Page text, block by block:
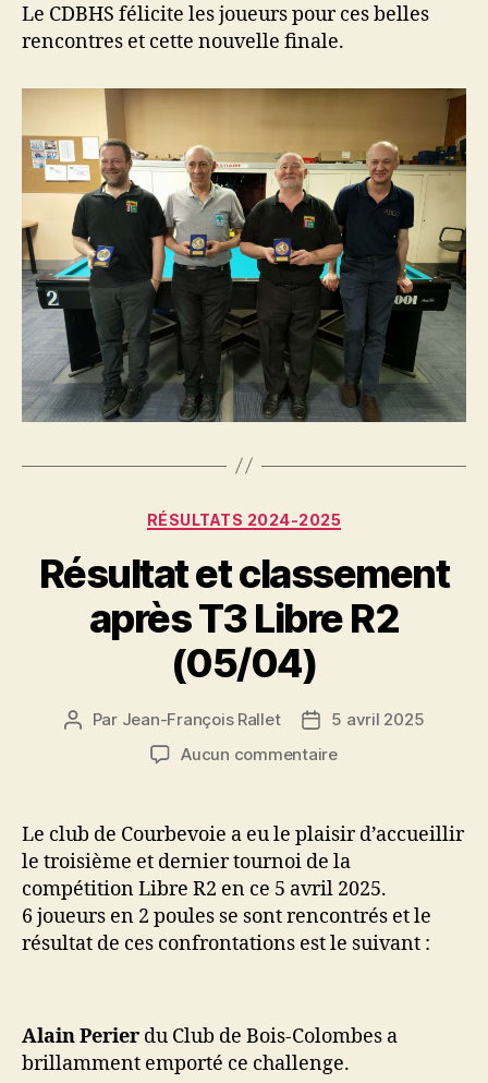
Le CDBHS félicite les joueurs pour ces belles
rencontres et cette nouvelle finale.
Catégories
RÉSULTATS 2024-2025
Résultat et classement
après T3 Libre R2
(05/04)
Auteur
Par Jean-François Rallet
Date
de
5 avril 2025
Aucun commentairesur
classement
après
T3
Libre
R2
(05/04)
Le club de Courbevoie a eu le plaisir d’accueillir
le troisième et dernier tournoi de la
compétition Libre R2 en ce 5 avril 2025.
6 joueurs en 2 poules se sont rencontrés et le
résultat de ces confrontations est le suivant :
Alain Perier du Club de Bois-Colombes a
brillamment emporté ce challenge.